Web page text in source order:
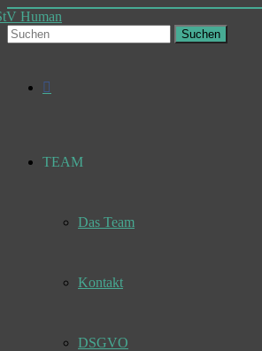
Skip
to
content
Human
Deine
Suchen
TEAM
Das Team
Kontakt
DSGVO